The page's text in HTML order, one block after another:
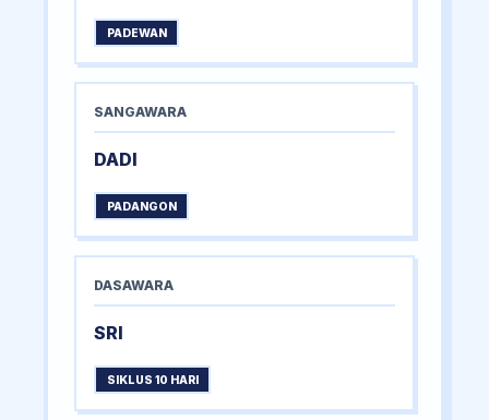
PADEWAN
SANGAWARA
DADI
PADANGON
DASAWARA
SRI
SIKLUS 10 HARI